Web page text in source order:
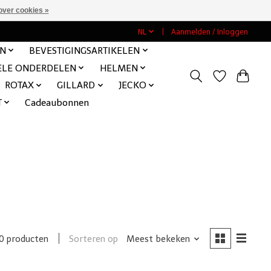
NL Aanmelden / Inloggen
BEVESTIGINGSARTIKELEN
ONDERDELEN
HELMEN
ROTAX GILLARD
JECKO
Cadeaubonnen
producten Sorteren op Meest bekeken
cookies »